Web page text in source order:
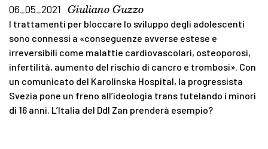
06_05_2021 Giuliano Guzzo
I trattamenti per bloccare lo sviluppo degli adolescenti
sono connessi a «conseguenze avverse estese e
irreversibili come malattie cardiovascolari, osteoporosi,
infertilità, aumento del rischio di cancro e trombosi». Con
un comunicato del Karolinska Hospital, la progressista
Svezia pone un freno all’ideologia trans tutelando i minori
di 16 anni. L’Italia del Ddl Zan prenderà esempio?